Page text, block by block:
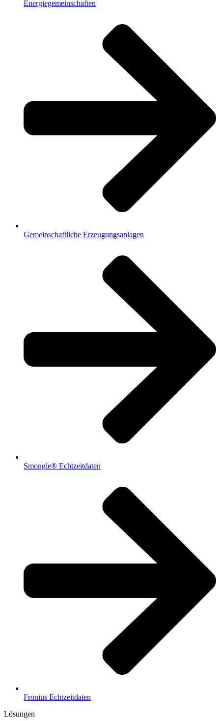
Energiegemeinschaften
Gemeinschaftliche Erzeugungsanlagen
Smongle® Echtzeitdaten
Fronius Echtzeitdaten
Lösungen